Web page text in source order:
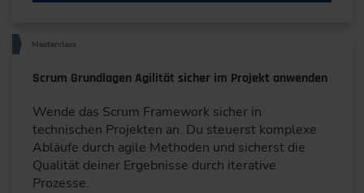
Masterclass
Scrum Grundlagen Agilität sicher im Projekt anwenden
Wende das Scrum Framework sicher in
technischen Projekten an. Du steuerst komplexe
Abläufe durch agile Methoden und sicherst die
Qualität deiner Ergebnisse durch iterative
Prozesse.